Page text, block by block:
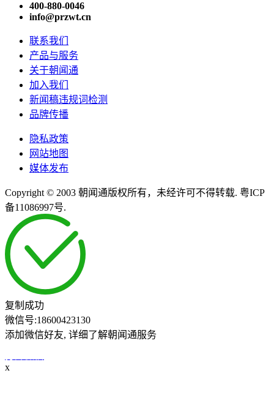
400-880-0046
info@przwt.cn
联系我们
产品与服务
关于朝闻通
加入我们
新闻稿违规词检测
品牌传播
隐私政策
网站地图
媒体发布
Copyright © 2003 朝闻通版权所有，未经许可不得转载. 粤ICP
备11086997号.
复制成功
微信号:18600423130
添加微信好友, 详细了解朝闻通服务
x